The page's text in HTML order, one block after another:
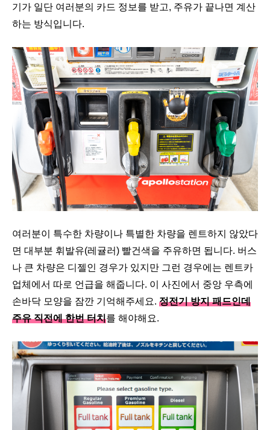
기가 일단 여러분의 카드 정보를 받고, 주유가 끝나면 계산
하는 방식입니다.
여러분이 특수한 차량이나 특별한 차량을 렌트하지 않았다
면 대부분 휘발유(레귤러) 빨건색을 주유하면 됩니다. 버스
나 큰 차량은 디젤인 경우가 있지만 그런 경우에는 렌트카
업체에서 따로 언급을 해줍니다. 이 사진에서 중앙 우측에
손바닥 모양을 잠깐 기억해주세요. 정전기 방지 패드인데
주유 직전에 한번 터치를 해야해요.